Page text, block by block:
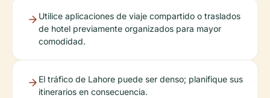
Utilice aplicaciones de viaje compartido o traslados
de hotel previamente organizados para mayor
comodidad.
El tráfico de Lahore puede ser denso; planifique sus
itinerarios en consecuencia.